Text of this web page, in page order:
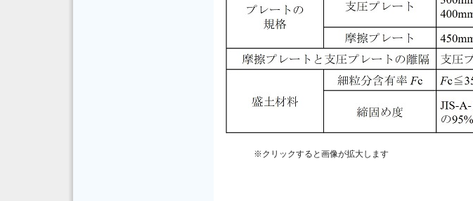
※クリックすると画像が拡大します